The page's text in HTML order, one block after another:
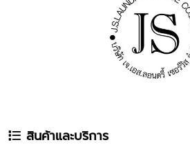
สินค้าและบริการ